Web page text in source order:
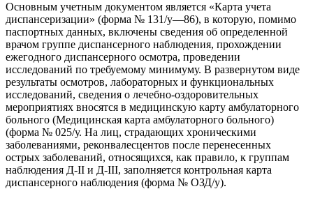
Основным учетным документом является «Карта учета
диспансеризации» (форма № 131/у—86), в которую, помимо
паспортных данных, включены сведения об определенной
врачом группе диспансерного наблюдения, прохождении
ежегодного диспансерного осмотра, проведении
исследований по требуемому минимуму. В развернутом виде
результаты осмотров, лабораторных и функциональных
исследований, сведения о лечебно-оздоровительных
мероприятиях вносятся в медицинскую карту амбулаторного
больного (Медицинская карта амбулаторного больного)
(форма № 025/у. На лиц, страдающих хроническими
заболеваниями, реконвалесцентов после перенесенных
острых заболеваний, относящихся, как правило, к группам
наблюдения Д-II и Д-III, заполняется контрольная карта
диспансерного наблюдения (форма № ОЗД/у).